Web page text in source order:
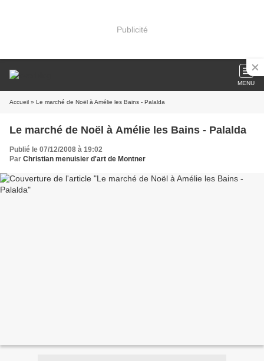
Publicité
MENU
Accueil » Le marché de Noël à Amélie les Bains - Palalda
Le marché de Noël à Amélie les Bains - Palalda
Publié le 07/12/2008 à 19:02
Par Christian menuisier d'art de Montner